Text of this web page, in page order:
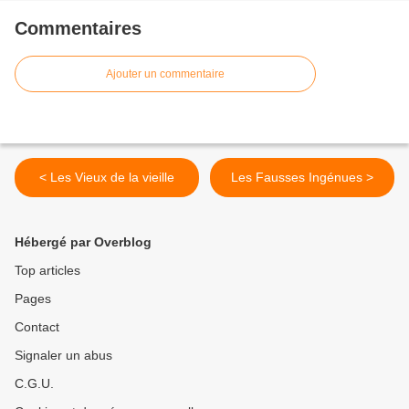
Commentaires
Ajouter un commentaire
< Les Vieux de la vieille Les Fausses Ingénues >
Hébergé par Overblog
Top articles
Pages
Contact
Signaler un abus
C.G.U.